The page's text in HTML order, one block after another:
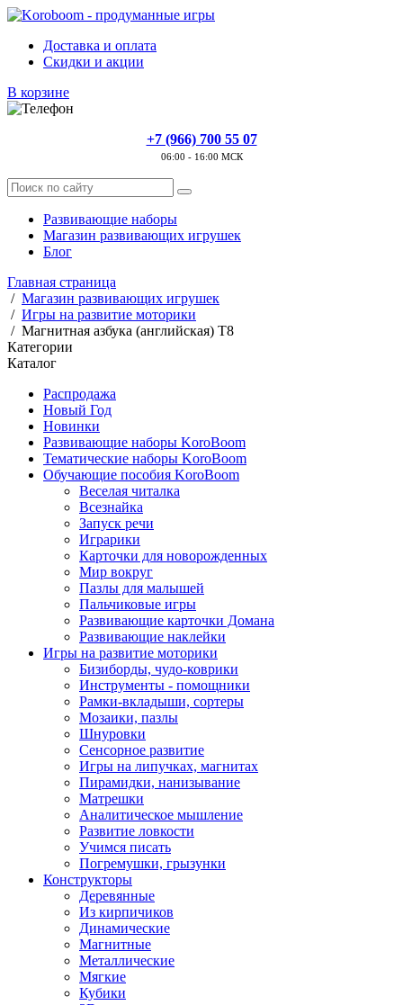
Доставка и оплата
Скидки и акции
В корзине
+7 (966) 700 55 07
06:00 - 16:00 МСК
Развивающие наборы
Магазин развивающих игрушек
Блог
Главная страница
/ Магазин развивающих игрушек
/ Игры на развитие моторики
/ Магнитная азбука (английская) Т8
Категории
Каталог
Распродажа
Новый Год
Новинки
Развивающие наборы KoroBoom
Тематические наборы KoroBoom
Обучающие пособия KoroBoom
Веселая читалка
Всезнайка
Запуск речи
Играрики
Карточки для новорожденных
Мир вокруг
Пазлы для малышей
Пальчиковые игры
Развивающие карточки Домана
Развивающие наклейки
Игры на развитие моторики
Бизиборды, чудо-коврики
Инструменты - помощники
Рамки-вкладыши, сортеры
Мозаики, пазлы
Шнуровки
Сенсорное развитие
Игры на липучках, магнитах
Пирамидки, нанизывание
Матрешки
Аналитическое мышление
Развитие ловкости
Учимся писать
Погремушки, грызунки
Конструкторы
Деревянные
Из кирпичиков
Динамические
Магнитные
Металлические
Мягкие
Кубики